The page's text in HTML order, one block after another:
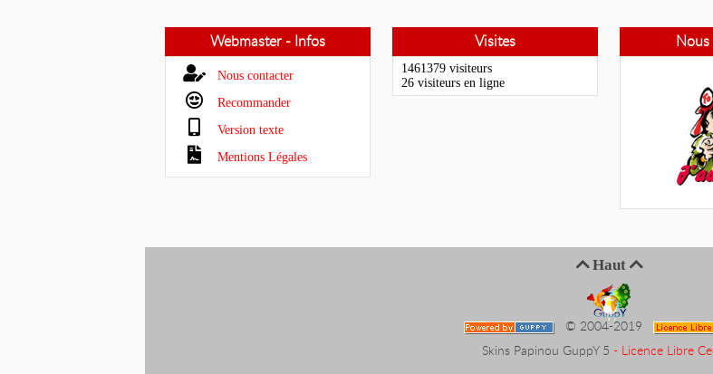
Webmaster - Infos
Nous contacter
Recommander
Version texte
Mentions Légales
Visites
1461379 visiteurs
26 visiteurs en ligne
Haut 
© 2004-2019
Skins Papinou GuppY 5 - Licence Libre